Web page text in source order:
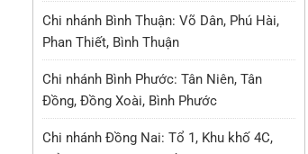
Chi nhánh Bình Thuận: Võ Dân, Phú Hài,
Phan Thiết, Bình Thuận
Chi nhánh Bình Phước: Tân Niên, Tân
Đồng, Đồng Xoài, Bình Phước
Chi nhánh Đồng Nai: Tổ 1, Khu khố 4C,